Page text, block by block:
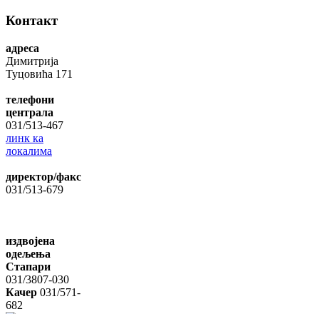
Контакт
адреса
Димитрија
Туцовића 171
телефони
централа
031/513-467
линк ка
локалима
директор/факс
031/513-679
издвојена
одељења
Стапари
031/3807-030
Качер 031/571-
682